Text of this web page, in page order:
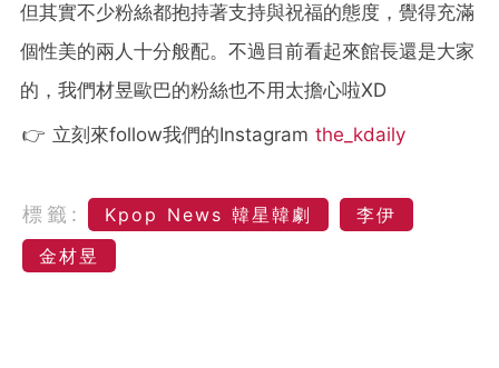
但其實不少粉絲都抱持著支持與祝福的態度，覺得充滿
個性美的兩人十分般配。不過目前看起來館長還是大家
的，我們材昱歐巴的粉絲也不用太擔心啦XD
👉 立刻來follow我們的Instagram the_kdaily
標籤: Kpop News 韓星韓劇
李伊
金材昱